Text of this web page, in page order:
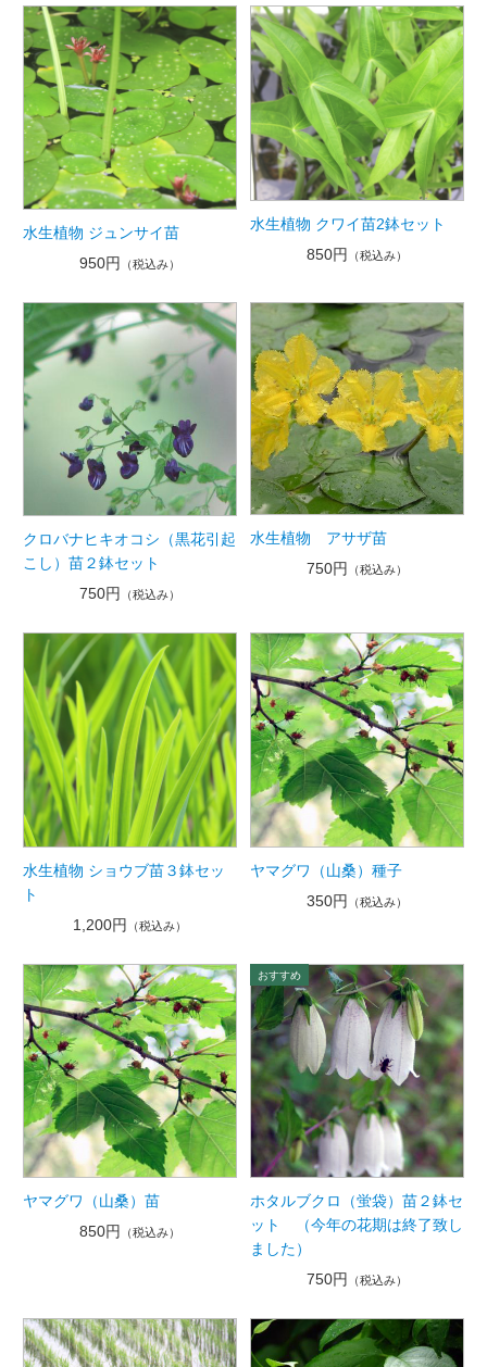
水生植物 ジュンサイ苗
950円
（税込み）
水生植物 クワイ苗2鉢セット
850円
（税込み）
クロバナヒキオコシ（黒花引起
こし）苗２鉢セット
750円
（税込み）
水生植物 アサザ苗
750円
（税込み）
水生植物 ショウブ苗３鉢セッ
ト
1,200円 （税込み）
ヤマグワ（山桑）種子
350円
（税込み）
ヤマグワ（山桑）苗
850円
（税込み）
ホタルブクロ（蛍袋）苗２鉢セ
ット （今年の花期は終了致し
ました）
750円
（税込み）